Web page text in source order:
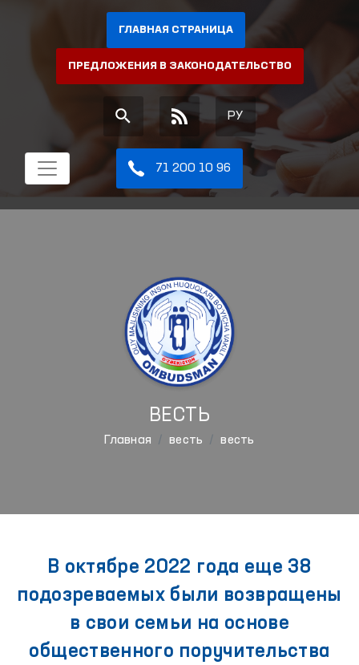
ГЛАВНАЯ СТРАНИЦА
ПРЕДЛОЖЕНИЯ В ЗАКОНОДАТЕЛЬСТВО
РУ
71 200 10 96
ВЕСТЬ
Главная весть весть
В октябре 2022 года еще 38
подозреваемых были возвращены
в свои семьи на основе
общественного поручительства